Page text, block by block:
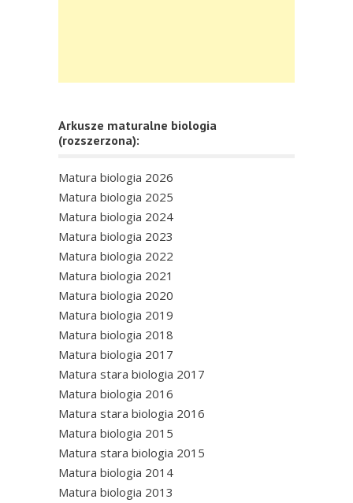
Arkusze maturalne biologia
(rozszerzona):
Matura biologia 2026
Matura biologia 2025
Matura biologia 2024
Matura biologia 2023
Matura biologia 2022
Matura biologia 2021
Matura biologia 2020
Matura biologia 2019
Matura biologia 2018
Matura biologia 2017
Matura stara biologia 2017
Matura biologia 2016
Matura stara biologia 2016
Matura biologia 2015
Matura stara biologia 2015
Matura biologia 2014
Matura biologia 2013